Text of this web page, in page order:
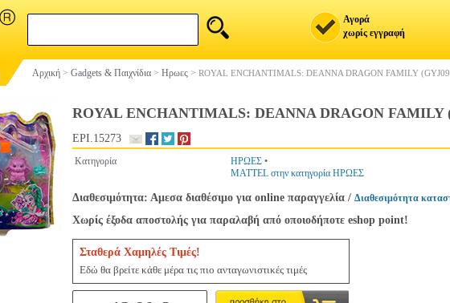
Αγορά
χωρίς εγγραφή
Αρχική > Gadgets & Παιχνίδια > Ηρωες > ROYAL ENCHANTIMALS: DEANNA DRAGON FAMILY
ROYAL ENCHANTIMALS: DEANNA DRAGON FAMILY
EPI.15273
Κατηγορία ΗΡΩΕΣ •
MATTEL στην κατηγορία ΗΡΩΕΣ
Διαθεσιμότητα: Αμεσα διαθέσιμο για online παραγγελία / Διαθεσιμότητα
Χωρίς έξοδα αποστολής για παραλαβή από οποιοδήποτε eshop point!
Σταθερά Χαμηλές Τιμές!
Εδώ θα βρείτε κάθε μέρα τις πιο ανταγωνιστικές τιμές